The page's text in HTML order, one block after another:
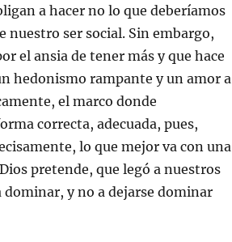
a hacer no lo que deberíamos
nuestro ser social. Sin embargo,
el ansia de tener más y que hace
hedonismo rampante y un amor a
el marco donde
correcta, adecuada, pues,
lo que mejor va con una
pretende, que legó a nuestros
y no a dejarse dominar